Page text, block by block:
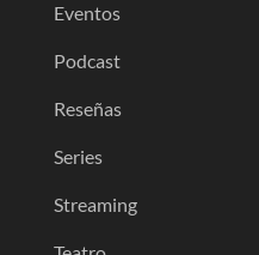
Eventos
Podcast
Reseñas
Series
Streaming